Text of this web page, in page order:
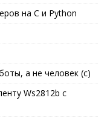
на C и Python
а не человек (с)
Ws2812b с